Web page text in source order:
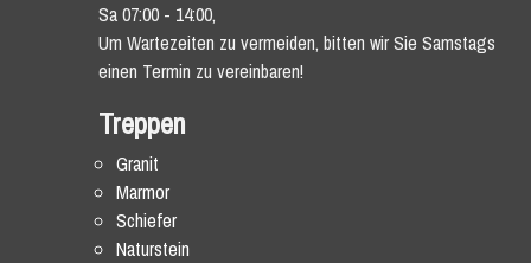
Sa 07:00 - 14:00,
Um Wartezeiten zu vermeiden, bitten wir Sie Samstags
einen Termin zu vereinbaren!
Treppen
Granit
Marmor
Schiefer
Naturstein